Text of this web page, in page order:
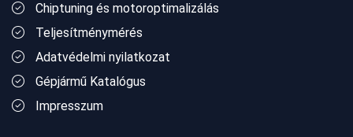
Chiptuning és motoroptimalizálás
Teljesítménymérés
Adatvédelmi nyilatkozat
Gépjármű Katalógus
Impresszum